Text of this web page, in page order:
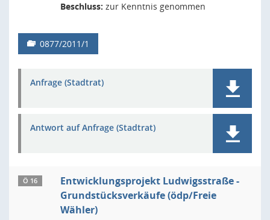
Beschluss: zur Kenntnis genommen
0877/2011/1
Anfrage (Stadtrat)
Antwort auf Anfrage (Stadtrat)
Ö 16
Entwicklungsprojekt Ludwigsstraße -
Grundstücksverkäufe (ödp/Freie
Wähler)